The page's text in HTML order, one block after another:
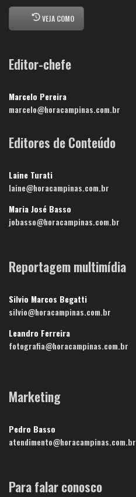
VEJA COMO
Editor-chefe
Marcelo Pereira
marcelo@horacampinas.com.br
Editores de Conteúdo
Laine Turati
laine@horacampinas.com.br
Maria José Basso
jobasso@horacampinas.com.br
Reportagem multimídia
Silvio Marcos Begatti
silvio@horacampinas.com.br
Leandro Ferreira
fotografia@horacampinas.com.br
Marketing
Pedro Basso
atendimento@horacampinas.com.br
Para falar conosco